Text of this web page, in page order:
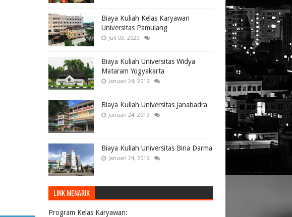
Biaya Kuliah Kelas Karyawan
Universitas Pamulang
Juli 03, 2020
Biaya Kuliah Universitas Widya
Mataram Yogyakarta
Januari 24, 2019
Biaya Kuliah Universitas Janabadra
Januari 24, 2019
Biaya Kuliah Universitas Bina Darma
Januari 24, 2019
LINK MENARIK
Program Kelas Karyawan: